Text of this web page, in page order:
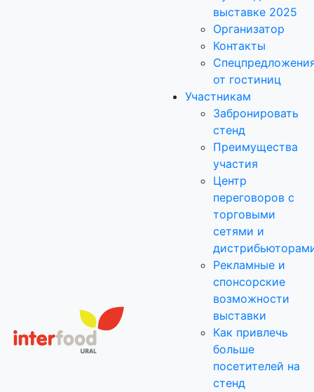
выставке 2025
Организатор
Контакты
от гостиниц
Участникам
Забронировать
стенд
Преимущества
участия
Центр
переговоров с
торговыми
сетями и
Рекламные и
спонсорские
возможности
выставки
Как привлечь
больше
посетителей на
стенд